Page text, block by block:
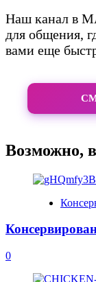
Наш канал в
для общения,
вами еще
Возможно,
0